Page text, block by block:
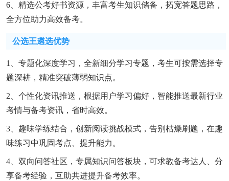
6、精选公考好书资源，丰富考生知识储备，拓宽答题思路，
全方位助力高效备考。
公选王遴选优势
1、专题化深度学习，全新细分学习专题，考生可按需选择专
题深耕，精准突破薄弱知识点。
2、个性化资讯推送，根据用户学习偏好，智能推送最新行业
考情与备考资讯，省时高效。
3、趣味学练结合，创新阅读挑战模式，告别枯燥刷题，在趣
味练习中巩固考点、提升能力。
4、双向问答社区，专属知识问答板块，可求教备考达人、分
享备考经验，互助共进提升备考效率。